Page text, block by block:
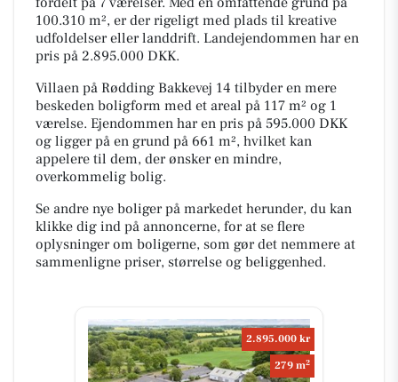
100.310 m², er der rigeligt med plads til kreative
udfoldelser eller landdrift. Landejendommen har en
pris på 2.895.000 DKK.
Villaen på Rødding Bakkevej 14 tilbyder en mere
beskeden boligform med et areal på 117 m² og 1
værelse. Ejendommen har en pris på 595.000 DKK
og ligger på en grund på 661 m², hvilket kan
appelere til dem, der ønsker en mindre,
overkommelig bolig.
Se andre nye boliger på markedet herunder, du kan
klikke dig ind på annoncerne, for at se flere
oplysninger om boligerne, som gør det nemmere at
sammenligne priser, størrelse og beliggenhed.
2.895.000 kr
279 m2